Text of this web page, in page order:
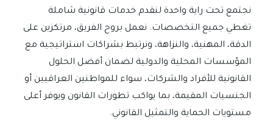
نجتمع تحت راية واحدة لنقدم خدمات قانونية شاملة
تغطي جميع التخصصات. نعمل بروح الفريق، مرتكزين على
الدقة، المهنية، والنزاهة، ونرتبط بشراكات استراتيجية مع
المؤسسات المحلية والدولية لضمان أفضل الحلول
القانونية للأفراد والشركات، سواء للمواطنين العراقيين أو
الجنسيات المقيمة، بما يواكب تطورات القانون ويوفر أعلى
مستويات الحماية والتمثيل القانوني.